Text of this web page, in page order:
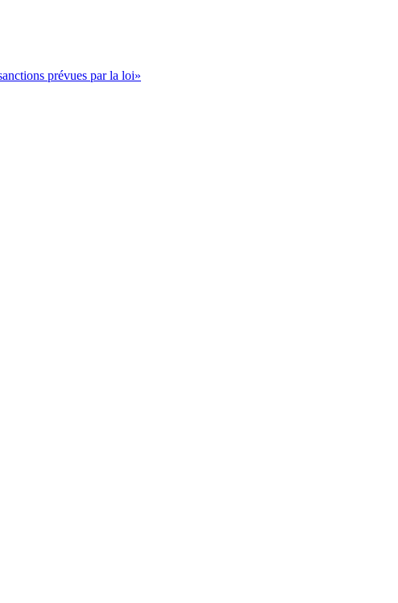
prévues par la loi»